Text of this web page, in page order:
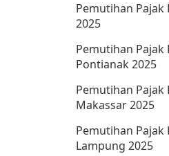
Pemutihan
2025
Pemutihan Pajak
Pontianak 2025
Pemutihan Pajak
Makassar 2025
Pemutihan Pajak
Lampung 2025